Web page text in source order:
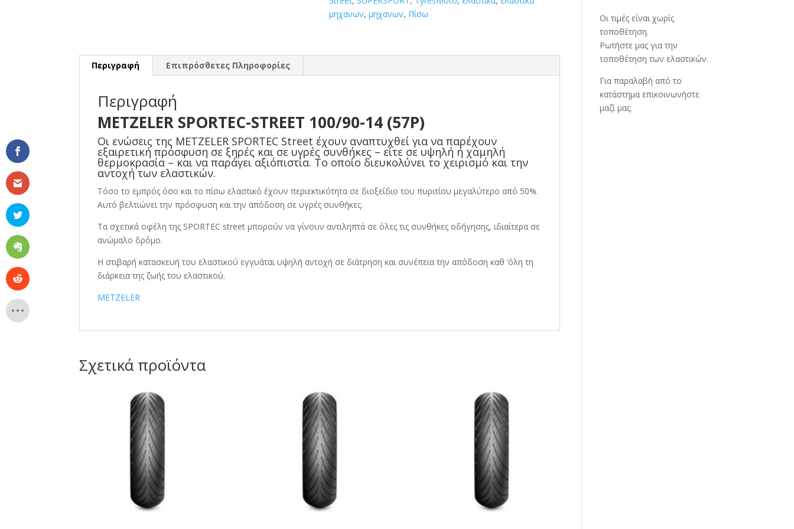
μηχανων,μηχανων, Πίσω
Περιγραφή Επιπρόσθετες Πληροφορίες
Περιγραφή
METZELER SPORTEC-STREET 100/90-14 (57P)
Οι ενώσεις της METZELER SPORTEC Street έχουν αναπτυχθεί για να παρέχουν
εξαιρετική πρόσφυση σε ξηρές και σε υγρές συνθήκες – είτε σε υψηλή ή χαμηλή
θερμοκρασία – και να παράγει αξιόπιστία. Το οποίο διευκολύνει το χειρισμό και την
αντοχή των ελαστικών.
Τόσο το εμπρός όσο και το πίσω ελαστικό έχουν περιεκτικότητα σε διοξείδιο του πυριτίου μεγαλύτερο από 50%.
Αυτό βελτιώνει την πρόσφυση και την απόδοση σε υγρές συνθήκες.
Τα σχετικά οφέλη της SPORTEC street μπορούν να γίνουν αντιληπτά σε όλες τις συνθήκες οδήγησης, ιδιαίτερα σε
ανώμαλο δρόμο.
Η στιβαρή κατασκευή του ελαστικού εγγυάται υψηλή αντοχή σε διάτρηση και συνέπεια την απόδοση καθ ‘όλη τη
διάρκεια της ζωής του ελαστικού.
METZELER
Σχετικά προϊόντα
Οι τιμές είναι χωρίς
τοποθέτηση.
Ρωτήστε μας για την
τοποθέτηση των ελαστικών.
Για παραλαβή από το
κατάστημα επικοινωνήστε
μαζί μας.